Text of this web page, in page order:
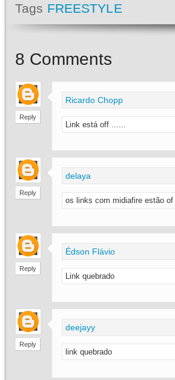
Tags FREESTYLE
8 Comments
Reply
Ricardo Chopp
Link está off ......
Reply
delaya
os links com midiafire estão of
Reply
Édson Flávio
Link quebrado
Reply
deejayy
link quebrado